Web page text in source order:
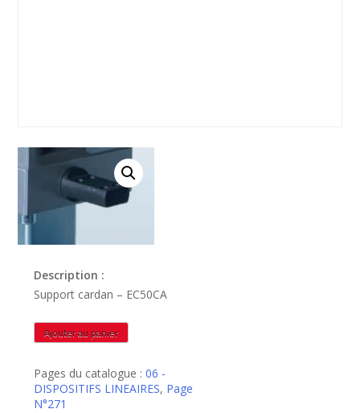
Description :
Support cardan – EC50CA
quantité
de
Ajouter au panier
Pages du catalogue :06 -
DISPOSITIFS LINEAIRES, Page
N°271